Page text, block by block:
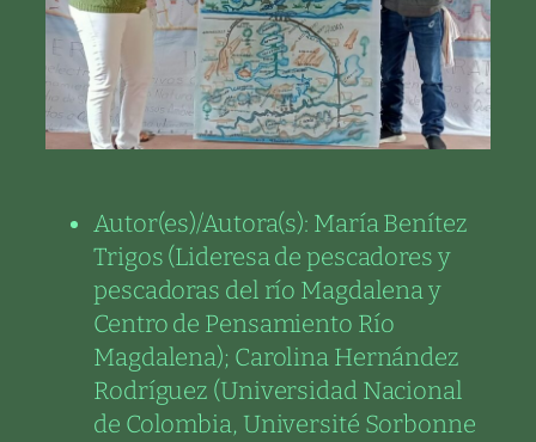
Autor(es)/Autora(s): María Benítez
Trigos (Lideresa de pescadores y
pescadoras del río Magdalena y
Centro de Pensamiento Río
Magdalena); Carolina Hernández
Rodríguez (Universidad Nacional
de Colombia, Université Sorbonne